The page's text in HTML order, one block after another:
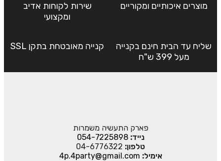
מוצרים איכותיים ומקוריים
שירות לקוחות אדיב
ומקצועי
שליח עד הבית חינם בקנייה
מעל 399 ש"ח
קנייה מאובטחת בתקן SSL
פארק התעשיה משמרות
נייד:054-7225898
טלפון: 04-6776322
אימיל: 4p.4party@gmail.com